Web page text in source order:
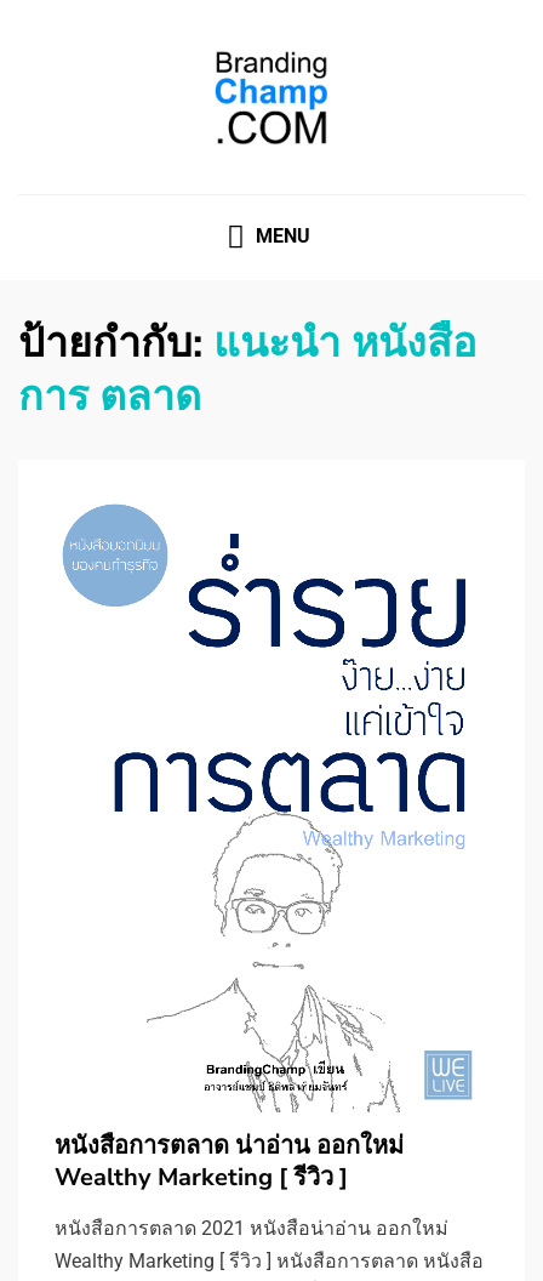
MENU
ป้ายกำกับ: แนะนำ หนังสือ
การ ตลาด
หนังสือการตลาด น่าอ่าน ออกใหม่
Wealthy Marketing [ รีวิว ]
หนังสือการตลาด 2021 หนังสือน่าอ่าน ออกใหม่
Wealthy Marketing [ รีวิว ] หนังสือการตลาด หนังสือ